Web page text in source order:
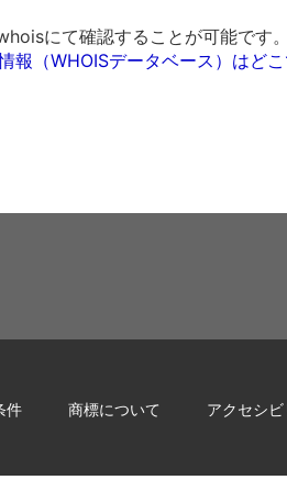
にて確認することが可能です。
報（WHOISデータベース）はど
件 商標について アクセシビ